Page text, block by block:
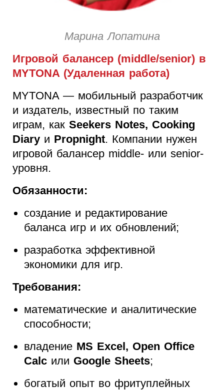
Марина Лопатина
Игровой балансер (middle/senior) в
MYTONA (Удаленная работа)
MYTONA — мобильный разработчик
и издатель, известный по таким
играм, как Seekers Notes, Cooking
Diary и Propnight. Компании нужен
игровой балансер middle- или senior-
уровня.
Обязанности:
создание и редактирование
баланса игр и их обновлений;
разработка эффективной
экономики для игр.
Требования:
математические и аналитические
способности;
владение MS Excel, Open Office
Calcили Google Sheets;
богатый опыт во фритуплейных